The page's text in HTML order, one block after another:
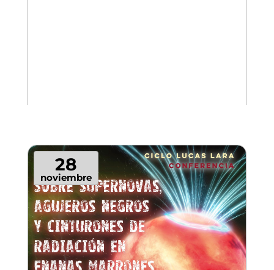
28
noviembre